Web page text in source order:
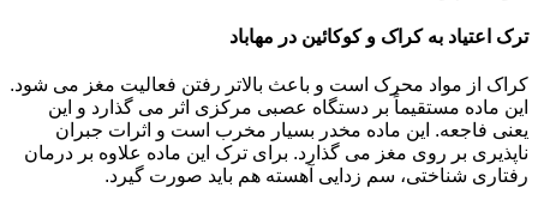
ترک اعتیاد به کراک و کوکائین در مهاباد
کراک از مواد محرک است و باعث بالاتر رفتن فعالیت مغز می شود.
این ماده مستقیماً بر دستگاه عصبی مرکزی اثر می گذارد و این
یعنی فاجعه. این ماده مخدر بسیار مخرب است و اثرات جبران
ناپذیری بر روی مغز می گذارد. برای ترک این ماده علاوه بر درمان
رفتاری شناختی، سم زدایی آهسته هم باید صورت گیرد.